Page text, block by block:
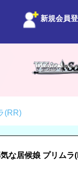
新規会員
(RR)
な居候娘 プリムラ